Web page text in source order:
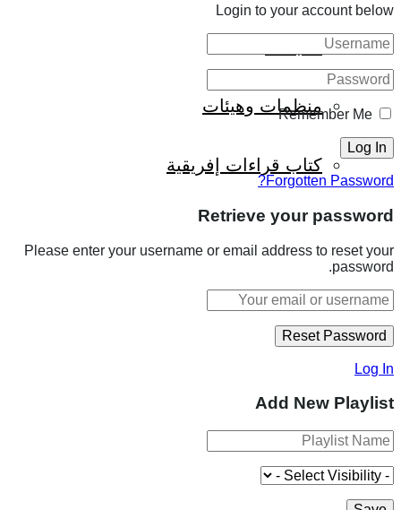
منظمات وهيئات
كتاب قراءات إفريقية
Login to your account below
Remember Me
Forgotten Password?
Retrieve your password
Please enter your username or email address to reset your
password.
Log In
Add New Playlist